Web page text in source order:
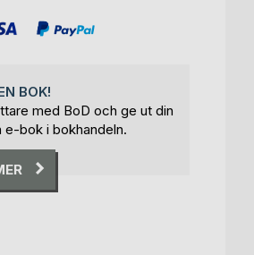
BOK!
med BoD och ge ut din
e-bok i bokhandeln.